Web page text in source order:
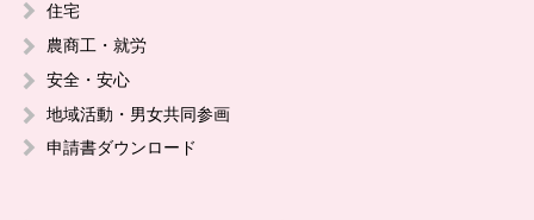
住宅
農商工・就労
安全・安心
地域活動・男女共同参画
申請書ダウンロード